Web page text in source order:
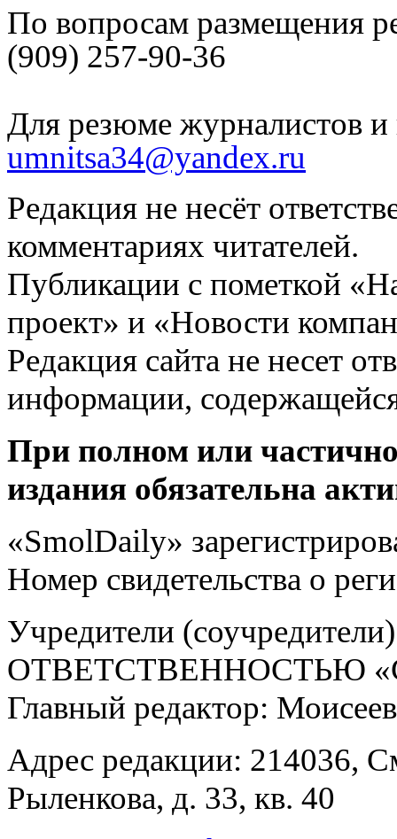
По вопросам размещения
(909) 257-90-36
Для резюме журналистов и
umnitsa34@yandex.ru
Редакция не несёт
комментариях читателей.
Публикации с пометкой
проект» и «Новости
Редакция сайта не несет
информации,
При полном или
издания обязательна
«SmolDaily»
Номер свидетельства о
Учредители
ОТВЕТСТВЕННОСТЬЮ
Главный редактор:
Адрес редакции: 214036,
Рыленкова, д. 33, кв. 40